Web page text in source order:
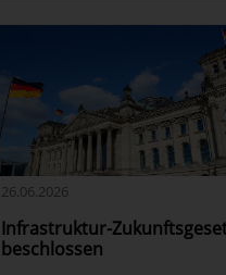
26.06.2026
Infrastruktur-
beschlossen